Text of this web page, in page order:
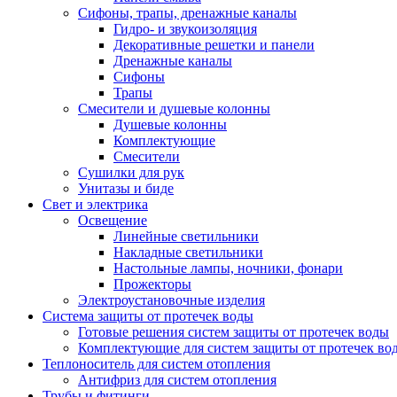
Сифоны, трапы, дренажные каналы
Гидро- и звукоизоляция
Декоративные решетки и панели
Дренажные каналы
Сифоны
Трапы
Смесители и душевые колонны
Душевые колонны
Комплектующие
Смесители
Сушилки для рук
Унитазы и биде
Свет и электрика
Освещение
Линейные светильники
Накладные светильники
Настольные лампы, ночники, фонари
Прожекторы
Электроустановочные изделия
Система защиты от протечек воды
Готовые решения систем защиты от протечек воды
Комплектующие для систем защиты от протечек
Теплоноситель для систем отопления
Антифриз для систем отопления